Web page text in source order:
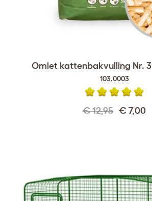
Omlet kattenbakvulling Nr. 3
103.0003
€ 12,95 € 7,00